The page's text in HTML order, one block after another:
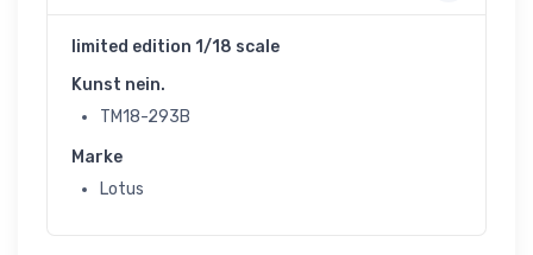
limited edition 1/18 scale
Kunst nein.
TM18-293B
Marke
Lotus